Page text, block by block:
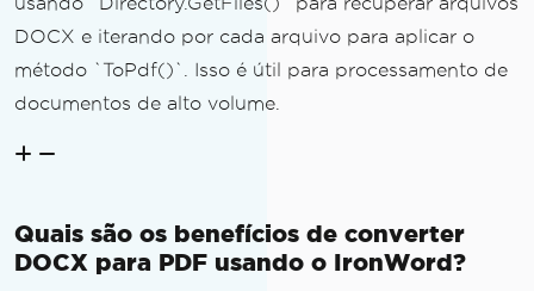
DOCX e iterando por cada arquivo para aplicar o
método `ToPdf()`. Isso é útil para processamento de
documentos de alto volume.
Quais são os benefícios de converter
DOCX para PDF usando o IronWord?